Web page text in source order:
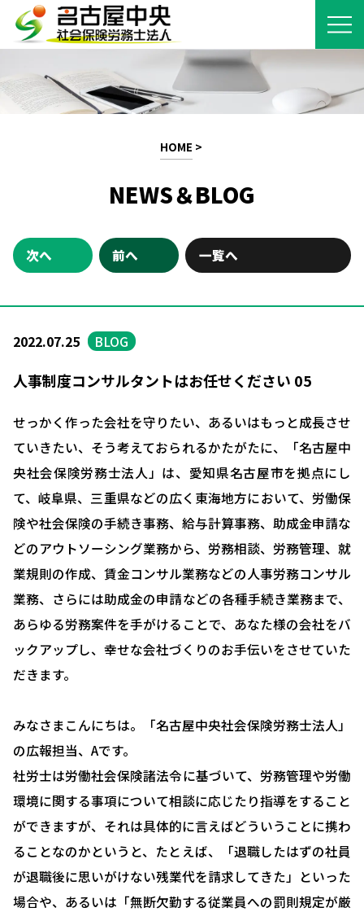
HOME >
NEWS＆BLOG
次へ 前へ 一覧へ
2022.07.25 BLOG
人事制度コンサルタントはお任せください 05
せっかく作った会社を守りたい、あるいはもっと成長させ
ていきたい、そう考えておられるかたがたに、「名古屋中
央社会保険労務士法人」は、愛知県名古屋市を拠点にし
て、岐阜県、三重県などの広く東海地方において、労働保
険や社会保険の手続き事務、給与計算事務、助成金申請な
どのアウトソーシング業務から、労務相談、労務管理、就
業規則の作成、賃金コンサル業務などの人事労務コンサル
業務、さらには助成金の申請などの各種手続き業務まで、
あらゆる労務案件を手がけることで、あなた様の会社をバ
ックアップし、幸せな会社づくりのお手伝いをさせていた
だきます。
みなさまこんにちは。「名古屋中央社会保険労務士法人」
の広報担当、Aです。
社労士は労働社会保険諸法令に基づいて、労務管理や労働
環境に関する事項について相談に応じたり指導をすること
ができますが、それは具体的に言えばどういうことに携わ
ることなのかというと、たとえば、「退職したはずの社員
が退職後に思いがけない残業代を請求してきた」といった
場合や、あるいは「無断欠勤する従業員への罰則規定が厳